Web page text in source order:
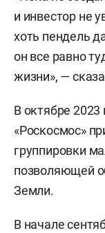
и инвестор не
хоть пендель
он все равно
жизни», —
В октябре
«Роскосмос»
группировки
позволяющей
Земли.
В начале